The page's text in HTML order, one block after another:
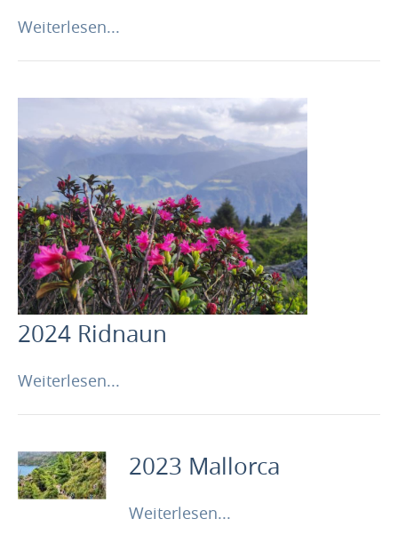
Weiterlesen...
2024 Ridnaun
Weiterlesen...
2023 Mallorca
Weiterlesen...